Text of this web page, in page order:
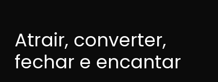
Atrair, converter,
fechar e encantar